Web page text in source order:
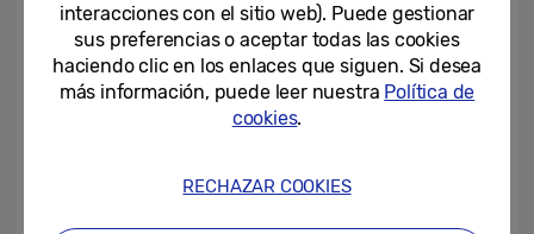
primera vez, o volviendo a escuchar un
clásico, el uso deApple Music time-synced
lyricsayudará a garantizar que los usuarios
no pierdan el ritmo o la línea.
¿Cómo acceder a esta nueva funcionalidad
interacciones con el sitio web). Puede gestionar
sus preferencias o aceptar todas las cookies
haciendo clic en los enlaces que siguen. Si desea
más información, puede leer nuestra Política de
cookies.
RECHAZAR COOKIES